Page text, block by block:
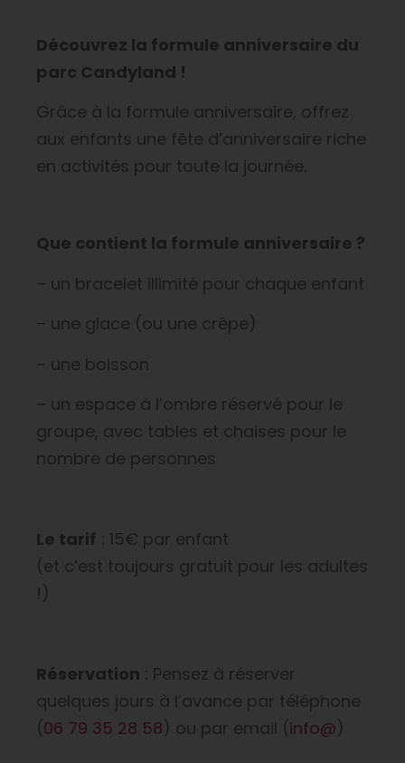
Découvrez la formule anniversaire du
parc Candyland !
Grâce à la formule anniversaire, offrez
aux enfants une fête d’anniversaire riche
en activités pour toute la journée.
Que contient la formule anniversaire ?
– un bracelet illimité pour chaque enfant
– une glace (ou une crêpe)
– une boisson
– un espace à l’ombre réservé pour le
groupe, avec tables et chaises pour le
nombre de personnes
Le tarif : 15€ par enfant
(et c’est toujours gratuit pour les adultes
!)
Réservation : Pensez à réserver
quelques jours à l’avance par téléphone
(06 79 35 28 58) ou par email (info@)